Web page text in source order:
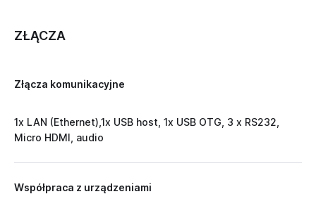
ZŁĄCZA
Złącza komunikacyjne
1x LAN (Ethernet),1x USB host, 1x USB OTG, 3 x RS232,
Micro HDMI, audio
Współpraca z urządzeniami